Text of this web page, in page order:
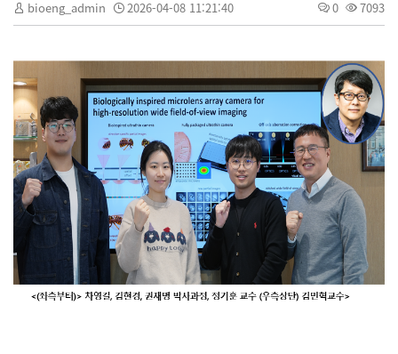
bioeng_admin 2026-04-08 11:21:40 0 7093